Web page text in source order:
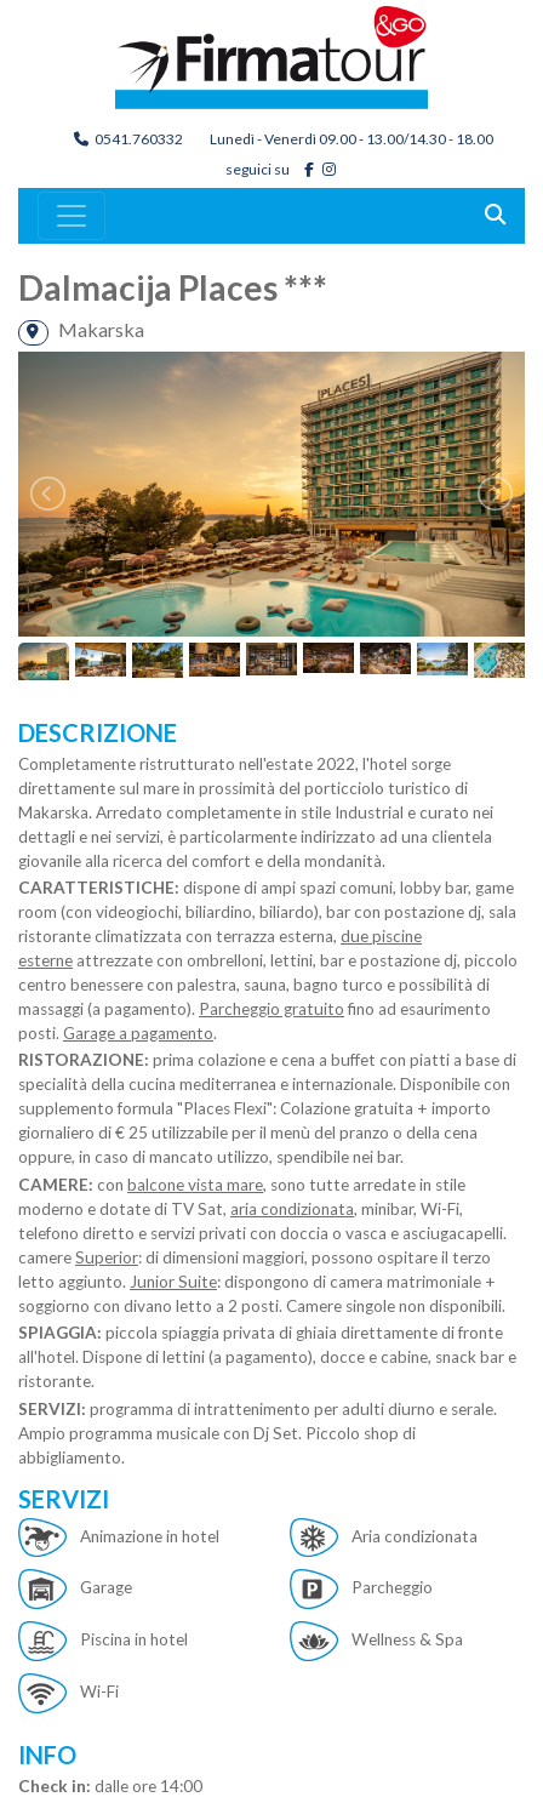
0541.760332
Lunedì - Venerdì 09.00 - 13.00/14.30 - 18.00
seguici su
Dalmacija Places ***
Makarska
DESCRIZIONE
Completamente ristrutturato nell'estate 2022, l'hotel sorge
direttamente sul mare in prossimità del porticciolo turistico di
Makarska. Arredato completamente in stile Industrial e curato nei
dettagli e nei servizi, è particolarmente indirizzato ad una clientela
giovanile alla ricerca del comfort e della mondanità.
CARATTERISTICHE: dispone di ampi spazi comuni, lobby bar, game
room (con videogiochi, biliardino, biliardo), bar con postazione dj, sala
ristorante climatizzata con terrazza esterna, duepiscine
esterne attrezzate con ombrelloni, lettini, bar e postazione dj, piccolo
centro benessere con palestra, sauna, bagno turco e possibilità di
massaggi (a pagamento). Parcheggio gratuitofino ad esaurimento
posti. Garage a pagamento.
RISTORAZIONE: prima colazione e cena a buffet con piatti a base di
specialità della cucina mediterranea e internazionale. Disponibile con
supplemento formula "Places Flexi": Colazione gratuita + importo
giornaliero di € 25 utilizzabile per il menù del pranzo o della cena
oppure, in caso di mancato utilizzo, spendibile nei bar.
CAMERE: con balcone vista mare, sono tutte arredate in stile
moderno e dotate di TV Sat, aria condizionata, minibar, Wi-Fi,
telefono diretto e servizi privati con doccia o vasca e asciugacapelli.
camereSuperior: di dimensioni maggiori, possono ospitare il terzo
letto aggiunto. Junior Suite: dispongono di camera matrimoniale +
soggiorno con divano letto a 2 posti. Camere singole non disponibili.
SPIAGGIA: piccola spiaggia privata di ghiaia direttamente di fronte
all'hotel. Dispone di lettini (a pagamento), docce e cabine, snack bar e
ristorante.
SERVIZI: programma di intrattenimento per adulti diurno e serale.
Ampio programma musicale con Dj Set. Piccolo shop di
abbigliamento.
SERVIZI
Animazione in hotel Aria condizionata
Garage Parcheggio
Piscina in hotel Wellness & Spa
Wi-Fi
INFO
Check in: dalle ore 14:00